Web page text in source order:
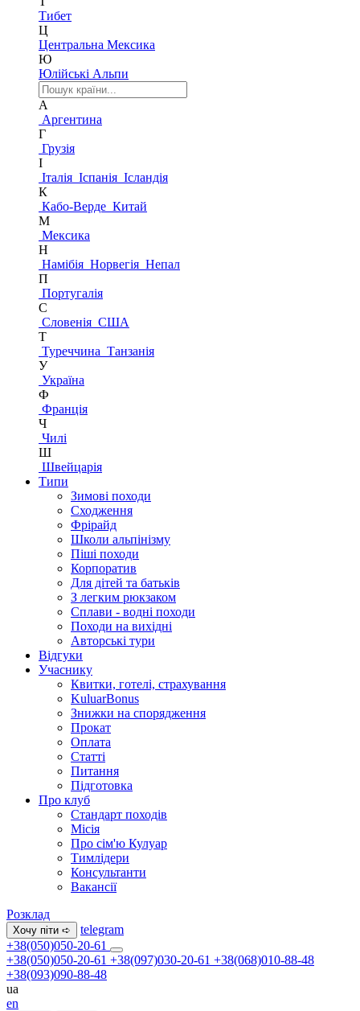
Тибет
Ц
Центральна Мексика
Ю
Юлійські Альпи
А
Аргентина
Г
Грузія
І
Італія Іспанія Ісландія
К
Кабо-Верде Китай
М
Мексика
Н
Намібія Норвегія Непал
П
Португалія
С
Словенія США
Т
Туреччина Танзанія
У
Україна
Ф
Франція
Ч
Чилі
Ш
Швейцарія
Типи
Зимові походи
Сходження
Фрірайд
Школи альпінізму
Піші походи
Корпоратив
Для дітей та батьків
З легким рюкзаком
Сплави - водні походи
Походи на вихідні
Авторські тури
Відгуки
Учаснику
Квитки, готелі, страхування
KuluarBonus
Знижки на спорядження
Прокат
Оплата
Статті
Питання
Підготовка
Про клуб
Стандарт походів
Місія
Про сім'ю Кулуар
Тимлідери
Консультанти
Вакансії
Розклад
Хочу піти ➪
telegram
+38(050)050-20-61
+38(050)050-20-61 +38(097)030-20-61 +38(068)010-88-48
+38(093)090-88-48
ua
en